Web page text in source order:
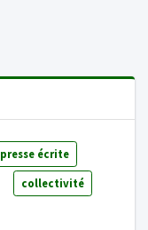
presse écrite
collectivité